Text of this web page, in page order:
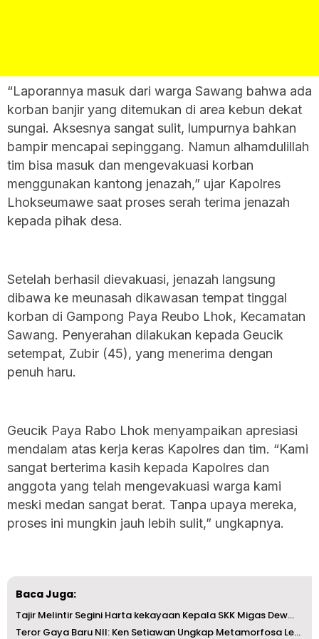
“Laporannya masuk dari warga Sawang bahwa ada
korban banjir yang ditemukan di area kebun dekat
sungai. Aksesnya sangat sulit, lumpurnya bahkan
bampir mencapai sepinggang. Namun alhamdulillah
tim bisa masuk dan mengevakuasi korban
menggunakan kantong jenazah,” ujar Kapolres
Lhokseumawe saat proses serah terima jenazah
kepada pihak desa.
Setelah berhasil dievakuasi, jenazah langsung
dibawa ke meunasah dikawasan tempat tinggal
korban di Gampong Paya Reubo Lhok, Kecamatan
Sawang. Penyerahan dilakukan kepada Geucik
setempat, Zubir (45), yang menerima dengan
penuh haru.
Geucik Paya Rabo Lhok menyampaikan apresiasi
mendalam atas kerja keras Kapolres dan tim. “Kami
sangat berterima kasih kepada Kapolres dan
anggota yang telah mengevakuasi warga kami
meski medan sangat berat. Tanpa upaya mereka,
proses ini mungkin jauh lebih sulit,” ungkapnya.
Baca Juga:
Tajir Melintir Segini Harta kekayaan Kepala SKK Migas Dew...
Teror Gaya Baru NII: Ken Setiawan Ungkap Metamorfosa Lewa...